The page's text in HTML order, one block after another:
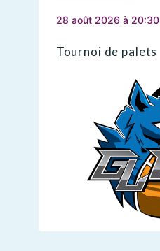
28 août 2026 à 20:30
Tournoi de palets